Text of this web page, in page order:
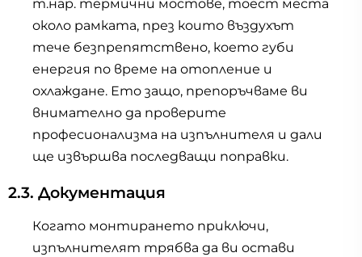
т.нар. термични мостове, тоест места
около рамката, през които въздухът
тече безпрепятствено, което губи
енергия по време на отопление и
охлаждане. Ето защо, препоръчваме ви
внимателно да проверите
професионализма на изпълнителя и дали
ще извършва последващи поправки.
2.3. Документация
Когато монтирането приключи,
изпълнителят трябва да ви остави